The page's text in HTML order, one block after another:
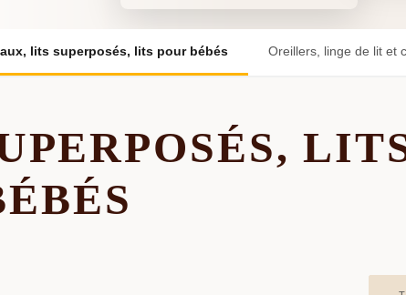
lits superposés, lits pour bébés Oreillers, linge de lit et